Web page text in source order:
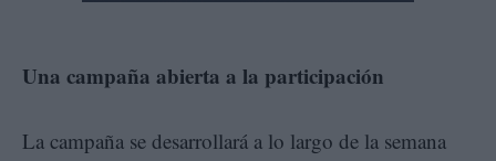
Una campaña abierta a la participación
La campaña se desarrollará a lo largo de la semana